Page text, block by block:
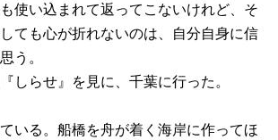
使い込まれて返ってこないけれど、そ
ても心が折れないのは、自分自身に信
う。
しらせ』を見に、千葉に行った。
いる。船橋を舟が着く海岸に作ってほ